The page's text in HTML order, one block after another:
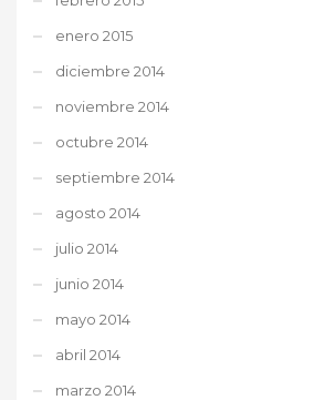
enero 2015
diciembre 2014
noviembre 2014
octubre 2014
septiembre 2014
agosto 2014
julio 2014
junio 2014
mayo 2014
abril 2014
marzo 2014